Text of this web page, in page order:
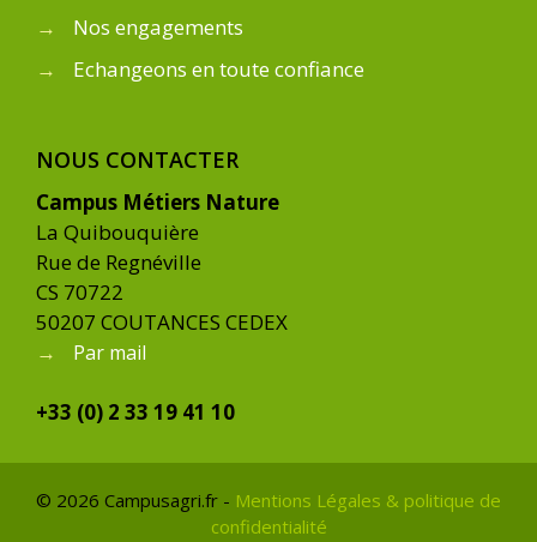
→
Nos engagements
→
Echangeons en toute confiance
NOUS CONTACTER
Campus Métiers Nature
La Quibouquière
Rue de Regnéville
CS 70722
50207 COUTANCES CEDEX
→
Par mail
+33 (0) 2 33 19 41 10
© 2026 Campusagri.fr - Mentions Légales & politique de
confidentialité